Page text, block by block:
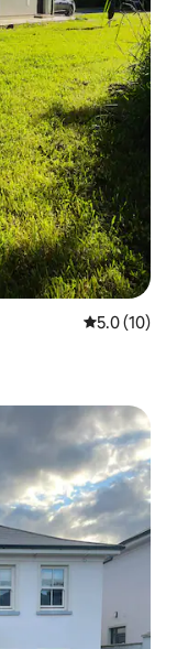
Calificación
5.0 (10)